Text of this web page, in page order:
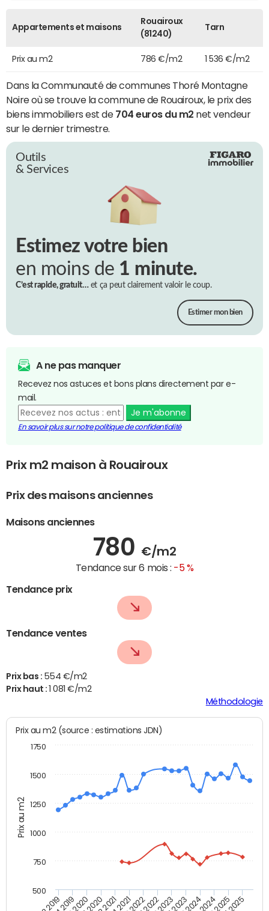
Appartements et maisons
Rouairoux
(81240)
Tarn
Prix au m2 786 €/m2 1 536 €/m2
Dans la Communauté de communes Thoré Montagne
Noire où se trouve la commune de Rouairoux, le prix des
biens immobiliers est de 704 euros du m2 net vendeur
sur le dernier trimestre.
Outils
& Services
Estimez votre bien
en moins de 1 minute.
C’est rapide, gratuit…et ça peut clairement valoir le coup.
Estimer mon bien
A ne pas manquer
Recevez nos astuces et bons plans directement par e-
mail.
Je m'abonne
En savoir plus sur notre politique de confidentialité
Prix m2 maison à Rouairoux
Prix des maisons anciennes
Maisons anciennes
780 €/m2
Tendance sur 6 mois : -5 %
Tendance prix
Tendance ventes
Prix bas : 554 €/m2
Prix haut :
1 081 €/m2
Méthodologie
Prix au m2
Prix au m2 (source : estimations JDN)
500
750
1000
1250
1500
1750